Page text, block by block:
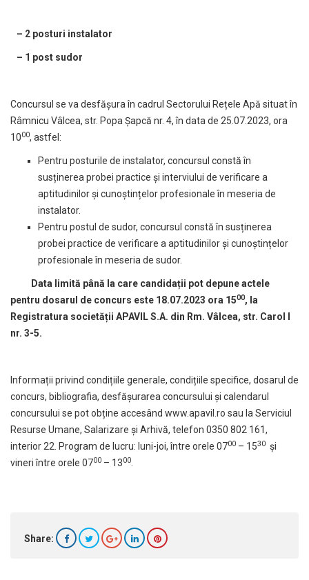
– 2 posturi instalator
– 1 post sudor
Concursul se va desfășura în cadrul Sectorului Rețele Apă situat în
Râmnicu Vâlcea, str. Popa Șapcă nr. 4, în data de 25.07.2023, ora
1000, astfel:
Pentru posturile de instalator, concursul constă în
susținerea probei practice și interviului de verificare a
aptitudinilor și cunoștințelor profesionale în meseria de
instalator.
Pentru postul de sudor, concursul constă în susținerea
probei practice de verificare a aptitudinilor și cunoștințelor
profesionale în meseria de sudor.
Data limită până la care candidații pot depune actele
pentru dosarul de concurs este 18.07.2023 ora 1500, la
Registratura societății APAVIL S.A. din Rm. Vâlcea, str. Carol I
nr. 3-5.
Informații privind condițiile generale, condițiile specifice, dosarul de
concurs, bibliografia, desfășurarea concursului și calendarul
concursului se pot obține accesând www.apavil.ro sau la Serviciul
Resurse Umane, Salarizare și Arhivă, telefon 0350 802 161,
interior 22. Program de lucru: luni-joi, între orele 0700 – 1530 și
vineri între orele 0700 – 1300
Share: